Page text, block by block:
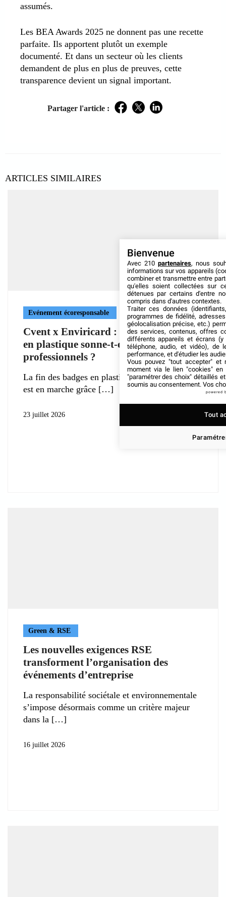
assumés.
Les BEA Awards 2025 ne donnent pas une recette
parfaite. Ils apportent plutôt un exemple
documenté. Et dans un secteur où les clients
demandent de plus en plus de preuves, cette
transparence devient un signal important.
Partager l'article : Facebook
TwitterLinkedIn
ARTICLES SIMILAIRES
Evénement écoresponsable
Cvent x Enviricard : La fin des badges
en plastique sonne-t-elle dans les salons
professionnels ?
La fin des badges en plastique à usage unique
est en marche grâce
23 juillet 2026
Green & RSE
Les nouvelles exigences RSE
transforment l’organisation des
événements d’entreprise
La responsabilité sociétale et environnementale
s’impose désormais comme un critère majeur
dans la
16 juillet 2026
Bienvenue
Avec 210 partenaires, nous
informations sur vos appareils
combiner et transmettre entre
qu'elles soient collectées sur
détenues par certains d'entre
compris dans d'autres contextes.
Traiter ces données
programmes de fidélité,
géolocalisation précise, etc.)
des services, contenus, offres
différents appareils et écrans (y
téléphone, audio, et vidéo), de
performance, et d'étudier les
Vous pouvez "tout accepter" et
moment via le lien "cookies" en
"paramétrer des choix" détaillés
soumis au consentement. Vos
powered
Tout